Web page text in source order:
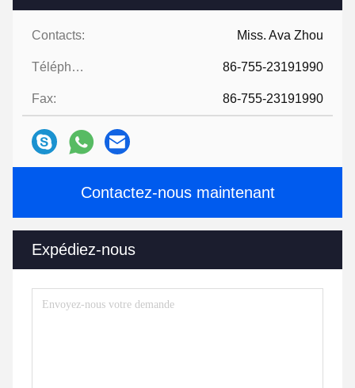
Contacts: Miss. Ava Zhou
Téléphone: 86-755-23191990
Fax: 86-755-23191990
Contactez-nous maintenant
Expédiez-nous